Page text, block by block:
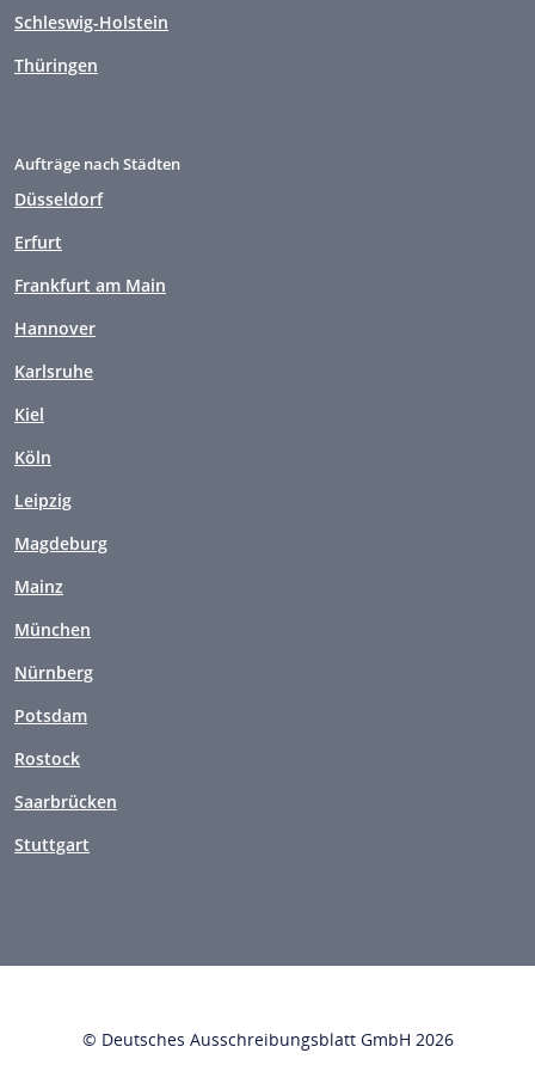
Schleswig-Holstein
Thüringen
Aufträge nach Städten
Düsseldorf
Erfurt
Frankfurt am Main
Hannover
Karlsruhe
Kiel
Köln
Leipzig
Magdeburg
Mainz
München
Nürnberg
Potsdam
Rostock
Saarbrücken
Stuttgart
© Deutsches Ausschreibungsblatt GmbH 2026